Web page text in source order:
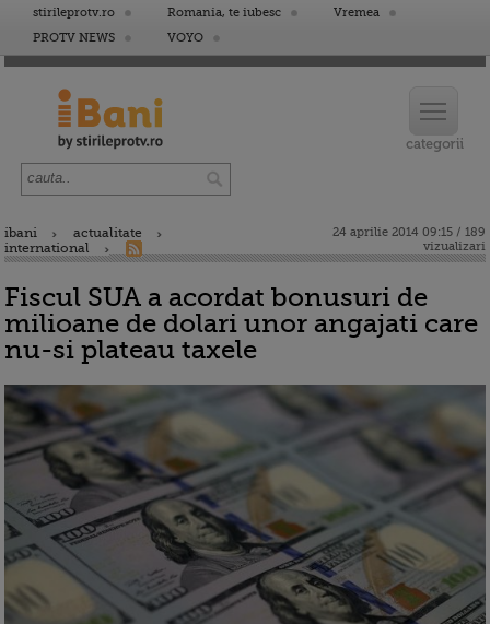
stirileprotv.ro Romania, te iubesc
Vremea
PROTV NEWS
VOYO
ibani
actualitate
international
24 aprilie 2014 09:15 / 189
vizualizari
Fiscul SUA a acordat bonusuri de
milioane de dolari unor angajati care
nu-si plateau taxele